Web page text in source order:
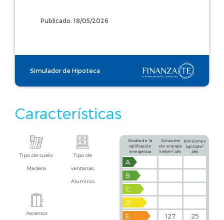
Publicado: 18/05/2026
Simulador de Hipoteca
Características
Tipo de suelo:
Madera
Tipo de
ventanas:
Aluminio
Ascensor
Escala de la
calificación
energética
Consumo
de energía
kWh/m2 Año
Emisiones
kgCO2/m 2
Año
A
B
C
D
E
127
25